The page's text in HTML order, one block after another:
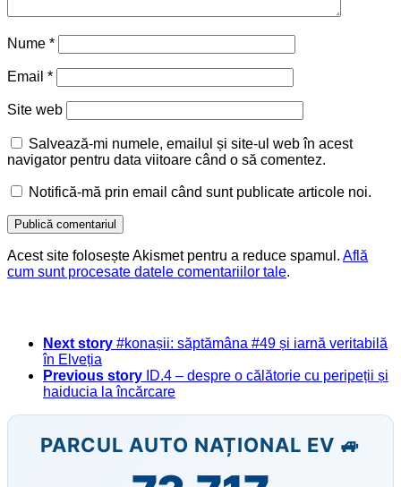
Nume *
Email *
Site web
Salvează-mi numele, emailul și site-ul web în acest
navigator pentru data viitoare când o să comentez.
Notifică-mă prin email când sunt publicate articole noi.
Acest site folosește Akismet pentru a reduce spamul. Află
cum sunt procesate datele comentariilor tale.
Next story #konașii: săptămâna #49 și iarnă veritabilă
în Elveția
Previous story ID.4 – despre o călătorie cu peripeții și
haiducia la încărcare
PARCUL AUTO NAȚIONAL EV 🚙